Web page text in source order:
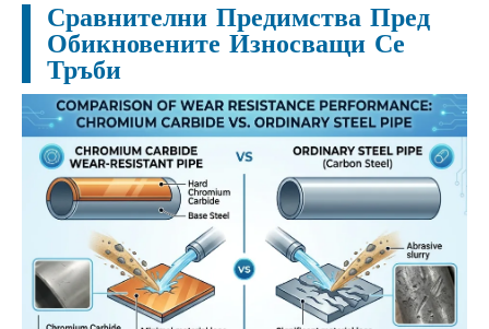
Сравнителни Предимства Пред
Обикновените Износващи Се
Тръби